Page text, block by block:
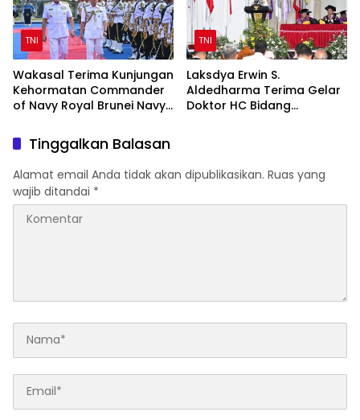
TNI
Wakasal Terima Kunjungan
Kehormatan Commander
of Navy Royal Brunei Navy
TNI
Laksdya Erwin S.
Aldedharma Terima Gelar
Doktor HC Bidang
Tinggalkan Balasan
Alamat email Anda tidak akan dipublikasikan. Ruas yang
wajib ditandai *